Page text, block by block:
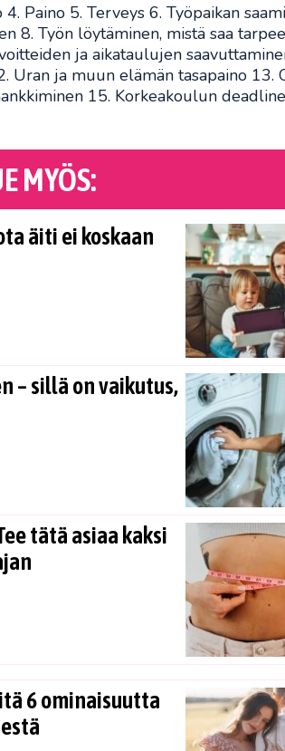
Paino 5. Terveys 6. Työpaikan
8. Työn löytäminen, mistä saa
ja aikataulujen
Uran ja muun elämän tasapaino 13.
15. Korkeakoulun
MYÖS:
äiti ei koskaan
– sillä on vaikutus,
tätä asiaa kaksi
6 ominaisuutta